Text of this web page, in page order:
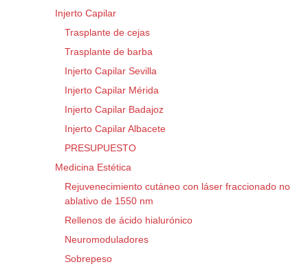
Injerto Capilar
Trasplante de cejas
Trasplante de barba
Injerto Capilar Sevilla
Injerto Capilar Mérida
Injerto Capilar Badajoz
Injerto Capilar Albacete
PRESUPUESTO
Medicina Estética
Rejuvenecimiento cutáneo con láser fraccionado no
ablativo de 1550 nm
Rellenos de ácido hialurónico
Neuromoduladores
Sobrepeso